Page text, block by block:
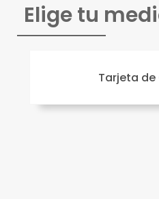
Elige tu
Tarjeta